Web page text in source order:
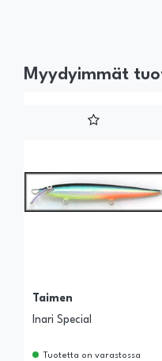
Myydyimmät
Taimen
Inari Special
Tuotetta on varastossa